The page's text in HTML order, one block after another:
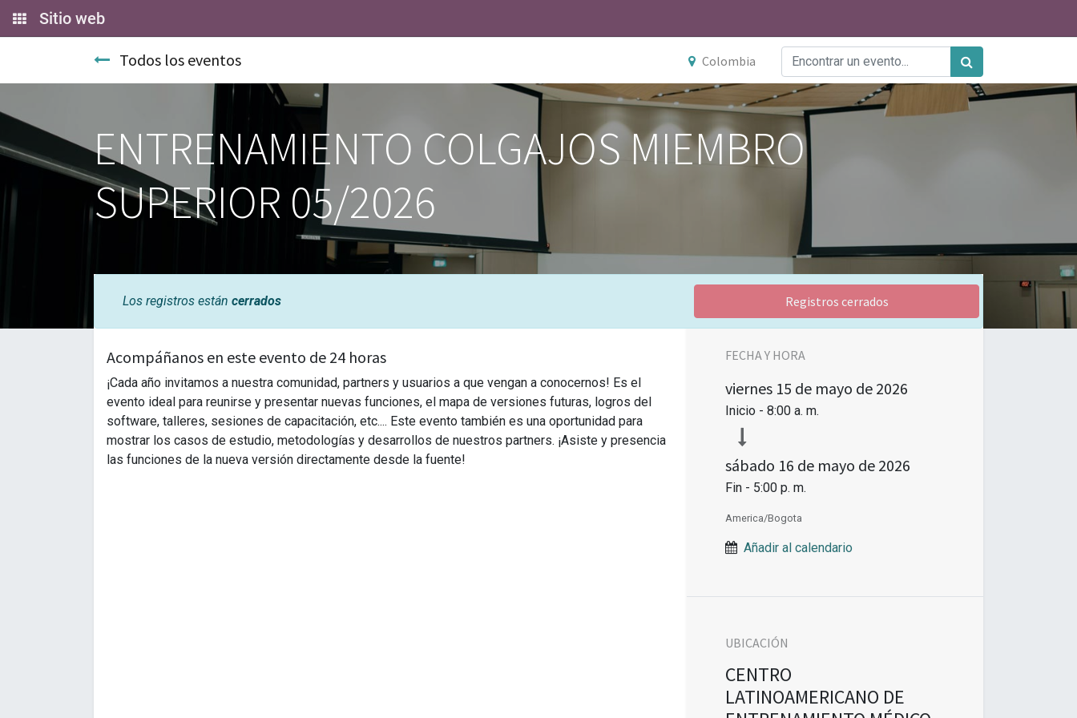
Sitio web
Todos los eventos Colombia
ENTRENAMIENTO COLGAJOS MIEMBRO
SUPERIOR 05/2026
Los registros están cerrados Registros cerrados
Acompáñanos en este evento de 24 horas
¡Cada año invitamos a nuestra comunidad, partners y usuarios a que vengan a conocernos! Es el
evento ideal para reunirse y presentar nuevas funciones, el mapa de versiones futuras, logros del
software, talleres, sesiones de capacitación, etc.... Este evento también es una oportunidad para
mostrar los casos de estudio, metodologías y desarrollos de nuestros partners. ¡Asiste y presencia
las funciones de la nueva versión directamente desde la fuente!
FECHA Y HORA
viernes 15 de mayo de 2026
Inicio - 8:00 a. m.
sábado 16 de mayo de 2026
Fin - 5:00 p. m.
America/Bogota
Añadir al calendario
UBICACIÓN
CENTRO
LATINOAMERICANO DE